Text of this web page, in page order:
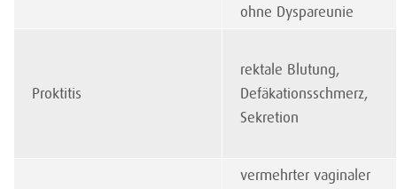
ohne Dyspareunie
Proktitis
rektale Blutung,
Defäkationsschmerz,
Sekretion
vermehrter vaginaler